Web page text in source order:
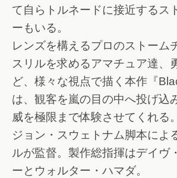
て自らトルネードに接近するス
ーもいる。
レンズを構えるプロのストーム
スリルを求めるアマチュア達、
ど、様々な視点で描く本作『
は、観客を嵐の目の中へ投げ込
威を極限まで体験させてくれる。
ジョン・スウェトナム脚本によ
ルが監督。製作総指揮はデイヴ
ーとウォルター・ハマダ。